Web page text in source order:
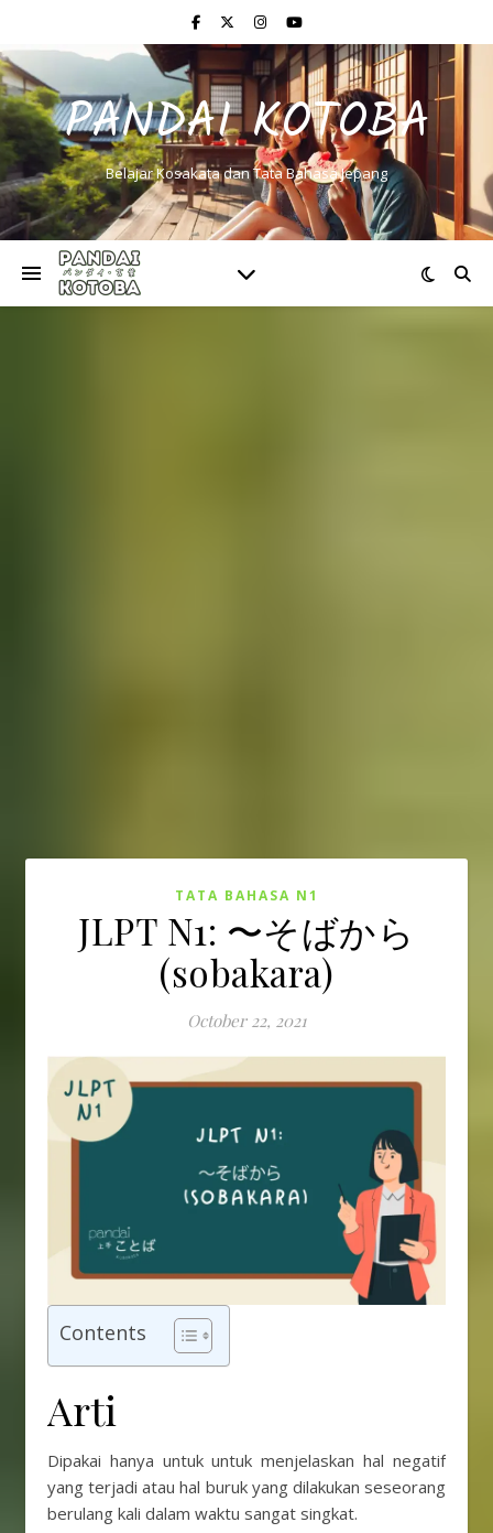
PANDAI KOTOBA
Belajar Kosakata dan Tata Bahasa Jepang
TATA BAHASA N1
JLPT N1: 〜そばから
(sobakara)
October 22, 2021
Contents
Arti
Dipakai hanya untuk untuk menjelaskan hal negatif
yang terjadi atau hal buruk yang dilakukan seseorang
berulang kali dalam waktu sangat singkat.